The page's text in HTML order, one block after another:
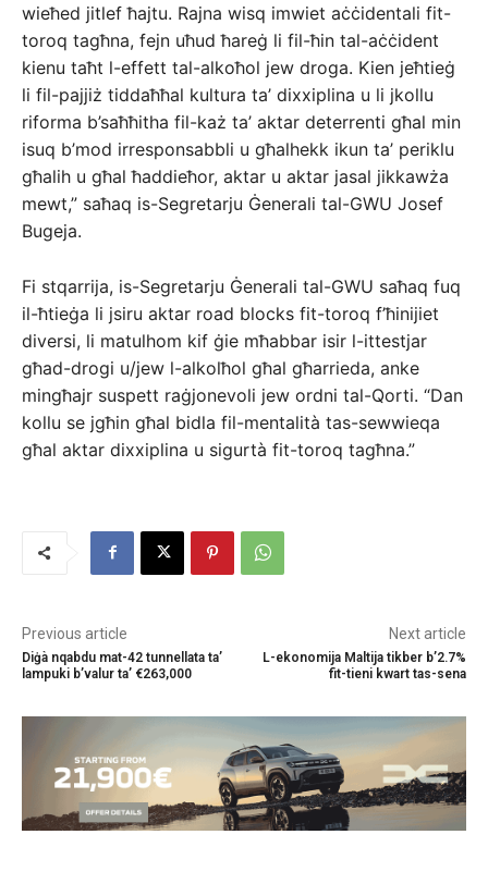
wieħed jitlef ħajtu. Rajna wisq imwiet aċċidentali fit-
toroq tagħna, fejn uħud ħareġ li fil-ħin tal-aċċident
kienu taħt l-effett tal-alkoħol jew droga. Kien jeħtieġ
li fil-pajjiż tiddaħħal kultura ta’ dixxiplina u li jkollu
riforma b’saħħitha fil-każ ta’ aktar deterrenti għal min
isuq b’mod irresponsabbli u għalhekk ikun ta’ periklu
għalih u għal ħaddieħor, aktar u aktar jasal jikkawża
mewt,” saħaq is-Segretarju Ġenerali tal-GWU Josef
Bugeja.
Fi stqarrija, is-Segretarju Ġenerali tal-GWU saħaq fuq
il-ħtieġa li jsiru aktar road blocks fit-toroq f’ħinijiet
diversi, li matulhom kif ġie mħabbar isir l-ittestjar
għad-drogi u/jew l-alkolħol għal għarrieda, anke
mingħajr suspett raġjonevoli jew ordni tal-Qorti. “Dan
kollu se jgħin għal bidla fil-mentalità tas-sewwieqa
għal aktar dixxiplina u sigurtà fit-toroq tagħna.”
Previous article
Diġà nqabdu mat-42 tunnellata ta’
lampuki b’valur ta’ €263,000
Next article
L-ekonomija Maltija tikber b’2.7%
fit-tieni kwart tas-sena